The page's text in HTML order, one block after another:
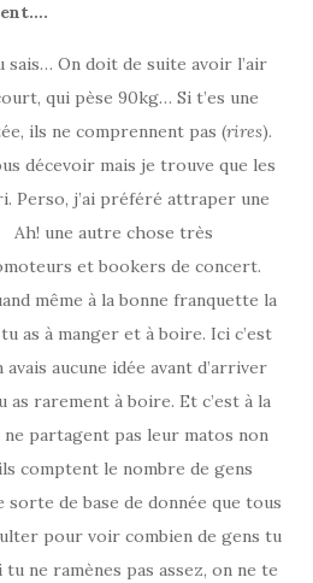
On doit de suite avoir l’air
qui pèse 90kg… Si t’es une
ils ne comprennent pas (rires).
décevoir mais je trouve que les
Perso, j’ai préféré attraper une
Ah! une autre chose très
et bookers de concert.
même à la bonne franquette la
as à manger et à boire. Ici c’est
aucune idée avant d’arriver
rarement à boire. Et c’est à la
partagent pas leur matos non
comptent le nombre de gens
de base de donnée que tous
pour voir combien de gens tu
ne ramènes pas assez, on ne te